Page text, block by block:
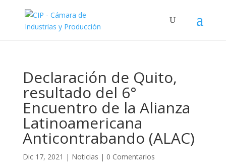
Declaración de Quito,
resultado del 6°
Encuentro de la Alianza
Latinoamericana
Anticontrabando (ALAC)
Dic 17, 2021 | Noticias | 0 Comentarios